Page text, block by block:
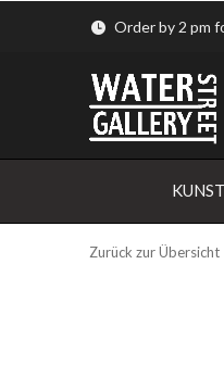
KUNST
Order by 2 pm
Zurück zur Übersicht